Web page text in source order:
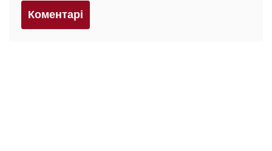
Коментарi